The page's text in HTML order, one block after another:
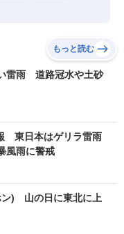
もっと読む
雷雨 道路冠水や土砂
東日本はゲリラ雷雨
風雨に警戒
ン) 山の日に東北に上